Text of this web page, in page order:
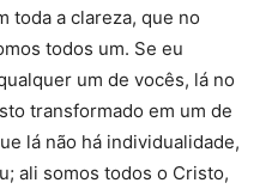
toda a clareza, que no
todos um. Se eu
um de vocês, lá no
transformado em um de
lá não há individualidade,
ali somos todos o Cristo,